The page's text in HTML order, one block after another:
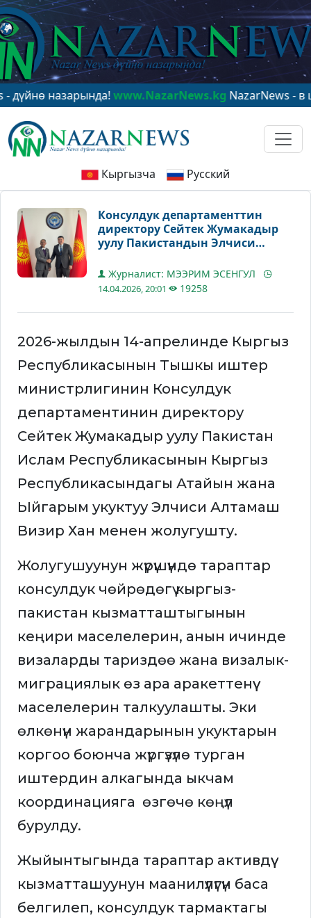
назарында!www.NazarNews.kgNazarNews - в
Кыргызча Русский
Консулдук департаменттин
директору Сейтек Жумакадыр
уулу Пакистандын Элчиси
Журналист: МЭЭРИМ ЭСЕНГУЛ
14.04.2026, 20:01 19258
2026-жылдын 14-апрелинде Кыргыз
Республикасынын Тышкы иштер
министрлигинин Консулдук
департаментинин директору
Сейтек Жумакадыр уулу Пакистан
Ислам Республикасынын Кыргыз
Республикасындагы Атайын жана
Ыйгарым укуктуу Элчиси Алтамаш
Визир Хан менен жолугушту.
Жолугушуунун жүрүшүндө тараптар
консулдук чөйрөдөгү кыргыз-
пакистан кызматташтыгынын
кеңири маселелерин, анын ичинде
визаларды тариздөө жана визалык-
миграциялык өз ара аракеттенүү
маселелерин талкуулашты. Эки
өлкөнүн жарандарынын укуктарын
коргоо боюнча жүргүзүлө турган
иштердин алкагында ыкчам
координацияга өзгөчө көңүл
бурулду.
Жыйынтыгында тараптар активдүү
кызматташуунун маанилүүлүгүн баса
белгилеп, консулдук тармактагы